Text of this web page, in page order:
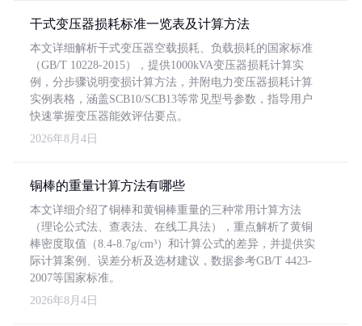
干式变压器损耗标准一览表及计算方法
本文详细解析干式变压器空载损耗、负载损耗的国家标准
（GB/T 10228-2015），提供1000kVA变压器损耗计算实
例，分步骤说明变损计算方法，并附电力变压器损耗计算
实例表格，涵盖SCB10/SCB13等常见型号参数，指导用户
快速掌握变压器能效评估要点。
2026年8月4日
铜棒的重量计算方法有哪些
本文详细介绍了铜棒和黄铜棒重量的三种常用计算方法
（理论公式法、查表法、在线工具法），重点解析了黄铜
棒密度取值（8.4-8.7g/cm³）和计算公式的差异，并提供实
际计算案例、误差分析及选材建议，数据参考GB/T 4423-
2007等国家标准。
2026年8月4日